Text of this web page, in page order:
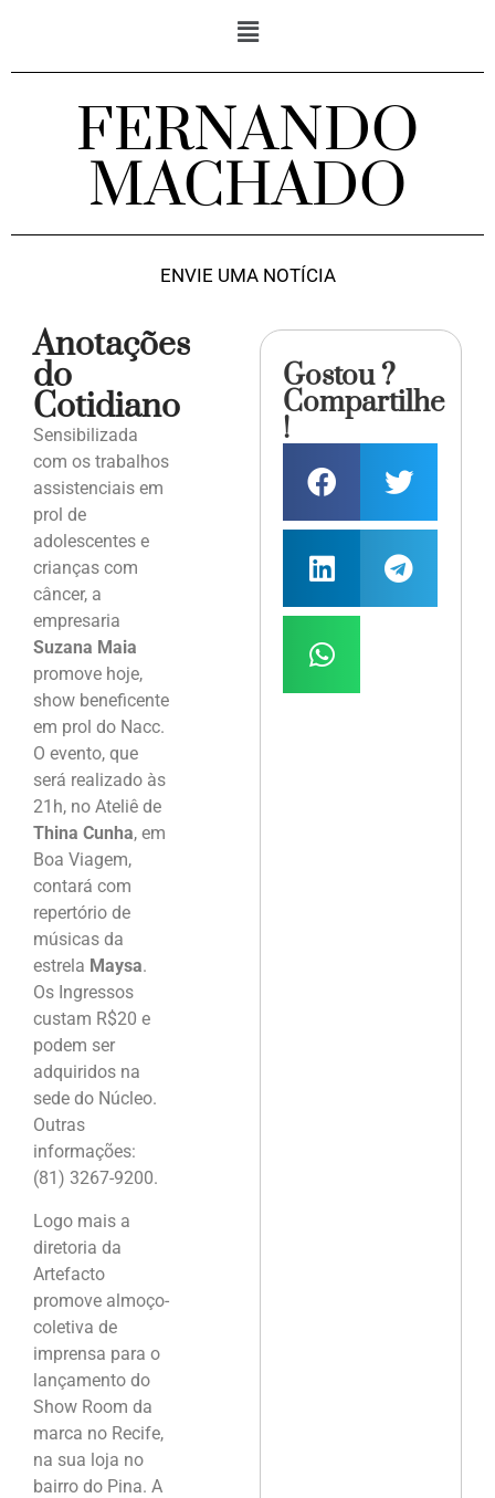
FERNANDO
MACHADO
ENVIE UMA NOTÍCIA
Anotações
do
Cotidiano
Sensibilizada
com os trabalhos
assistenciais em
prol de
adolescentes e
crianças com
câncer, a
empresaria
Suzana Maia
promove hoje,
show beneficente
em prol do Nacc.
O evento, que
será realizado às
21h, no Ateliê de
Thina Cunha, em
Boa Viagem,
contará com
repertório de
músicas da
estrela Maysa.
Os Ingressos
custam R$20 e
podem ser
adquiridos na
sede do Núcleo.
Outras
informações:
(81) 3267-9200.
Logo mais a
diretoria da
Artefacto
promove almoço-
coletiva de
imprensa para o
lançamento do
Show Room da
marca no Recife,
na sua loja no
bairro do Pina. A
Gostou ?
Compartilhe
!